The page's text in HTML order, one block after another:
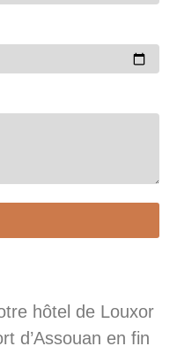
hôtel de Louxor
d’Assouan en fin